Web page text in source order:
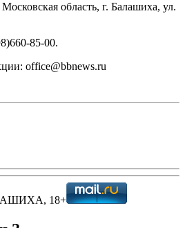
область, г. Балашиха, ул.
85-00.
office@bbnews.ru
18+